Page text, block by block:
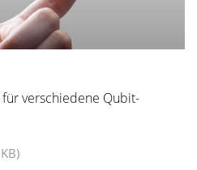
verschiedene Qubit-